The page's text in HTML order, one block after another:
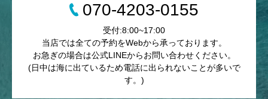
070-4203-0155
受付:8:00~17:00
当店では全ての予約をWebから承っております。
お急ぎの場合は公式LINEからお問い合わせください。
(日中は海に出ているため電話に出られないことが多いで
す。)